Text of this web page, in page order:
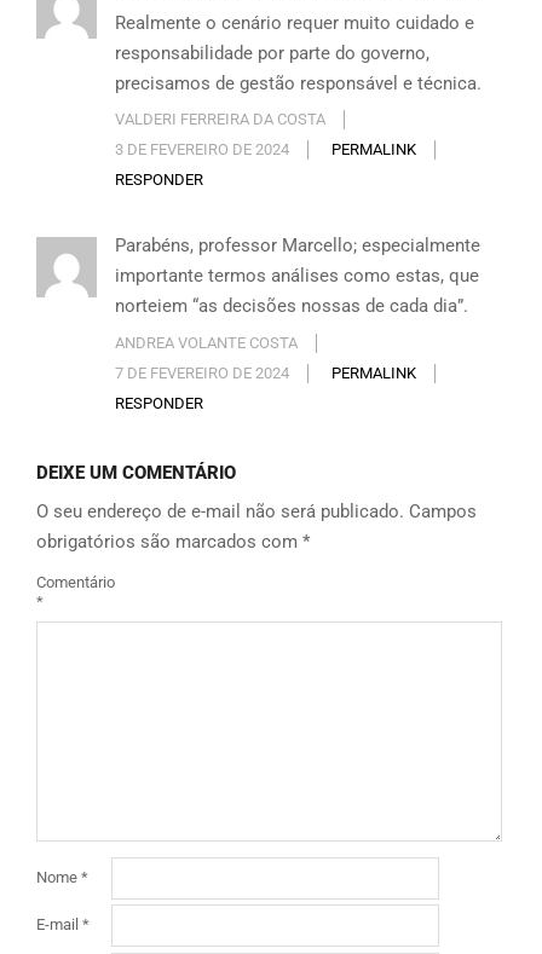
Realmente o cenário requer muito cuidado e
responsabilidade por parte do governo,
precisamos de gestão responsável e técnica.
VALDERI FERREIRA DA COSTA
3 DE FEVEREIRO DE 2024
PERMALINK
RESPONDER
Parabéns, professor Marcello; especialmente
importante termos análises como estas, que
norteiem “as decisões nossas de cada dia”.
ANDREA VOLANTE COSTA
7 DE FEVEREIRO DE 2024
PERMALINK
RESPONDER
DEIXE UM COMENTÁRIO
O seu endereço de e-mail não será publicado. Campos
obrigatórios são marcados com *
Comentário
*
Nome *
E-mail *